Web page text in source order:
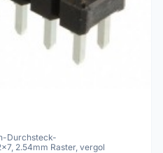
Durchsteck-
2.54mm Raster, vergol